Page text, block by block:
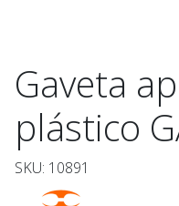
Gaveta
plástico
SKU: 10891